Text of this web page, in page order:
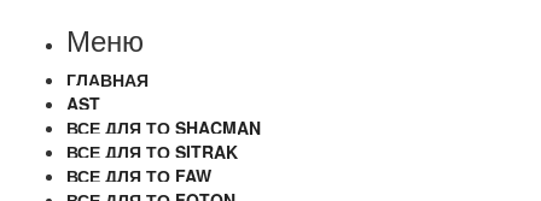
Меню
ГЛАВНАЯ
AST
ВСЕ ДЛЯ ТО SHACMAN
ВСЕ ДЛЯ ТО SITRAK
ВСЕ ДЛЯ ТО FAW